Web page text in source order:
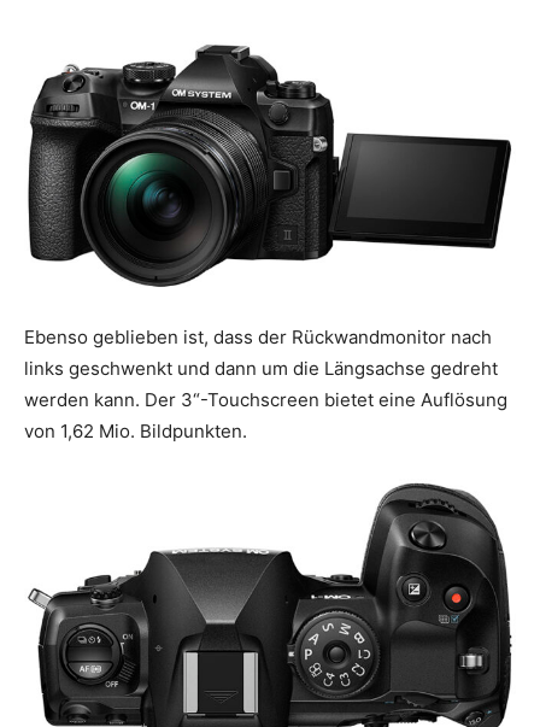
Ebenso geblieben ist, dass der Rückwandmonitor nach
links geschwenkt und dann um die Längsachse gedreht
werden kann. Der 3“-Touchscreen bietet eine Auflösung
von 1,62 Mio. Bildpunkten.